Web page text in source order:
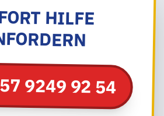
HILFE
9249 92 54